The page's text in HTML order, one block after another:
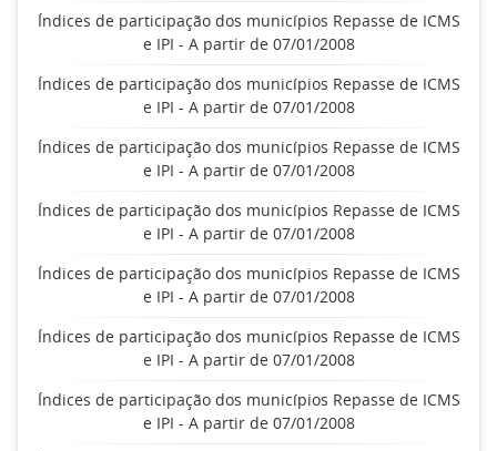
Índices de participação dos municípios Repasse de ICMS
e IPI - A partir de 07/01/2008
Índices de participação dos municípios Repasse de ICMS
e IPI - A partir de 07/01/2008
Índices de participação dos municípios Repasse de ICMS
e IPI - A partir de 07/01/2008
Índices de participação dos municípios Repasse de ICMS
e IPI - A partir de 07/01/2008
Índices de participação dos municípios Repasse de ICMS
e IPI - A partir de 07/01/2008
Índices de participação dos municípios Repasse de ICMS
e IPI - A partir de 07/01/2008
Índices de participação dos municípios Repasse de ICMS
e IPI - A partir de 07/01/2008